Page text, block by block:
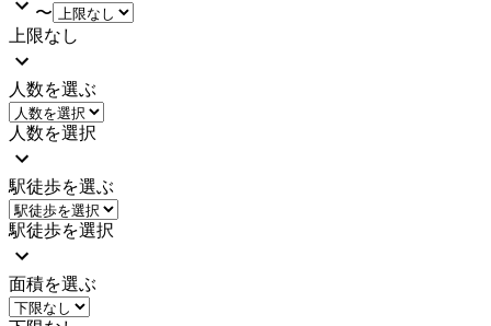
〜
上限なし
人数を選ぶ
人数を選択
駅徒歩を選ぶ
駅徒歩を選択
面積を選ぶ